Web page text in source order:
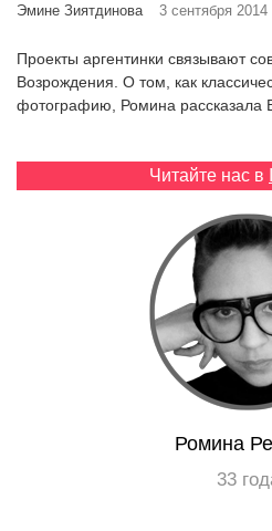
Эмине Зиятдинова 3 сентября 2014
Проекты аргентинки связывают
Возрождения. О том, как
фотографию, Ромина рассказала
Читайте нас в
Ромина
33